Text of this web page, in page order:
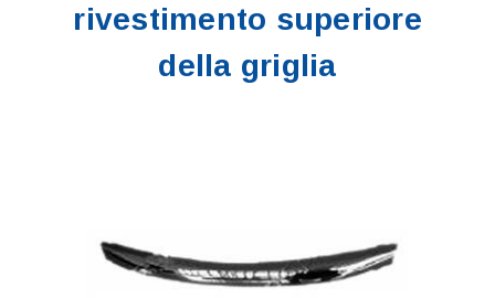
rivestimento superiore
della griglia